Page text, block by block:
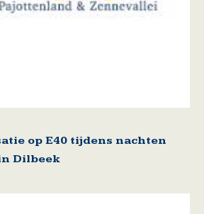
op E40 tijdens nachten
Dilbeek